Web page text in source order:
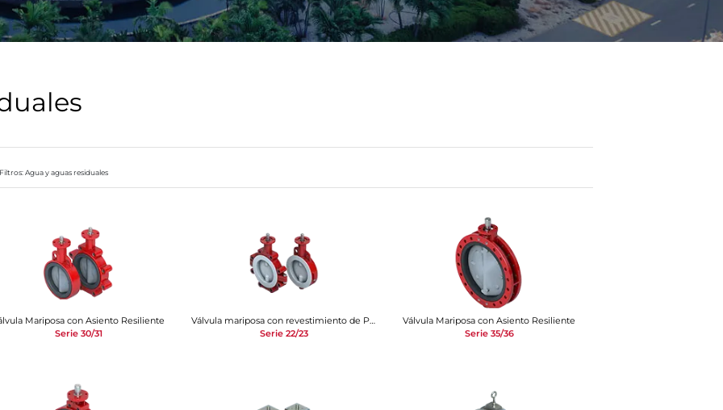
Filtros: Agua y aguas residuales
Mariposa con Asiento Resiliente
Serie 30/31
Válvula mariposa con revestimiento de PTFE
Serie 22/23
Válvula Mariposa con Asiento Resiliente
Serie 35/36